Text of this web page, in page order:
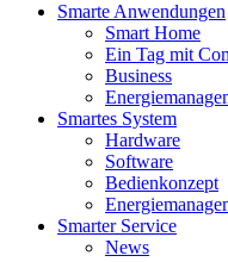
Smarte Anwendungen
Smart Home
Ein Tag mit
Business
Smartes System
Hardware
Software
Bedienkonzept
Smarter Service
News